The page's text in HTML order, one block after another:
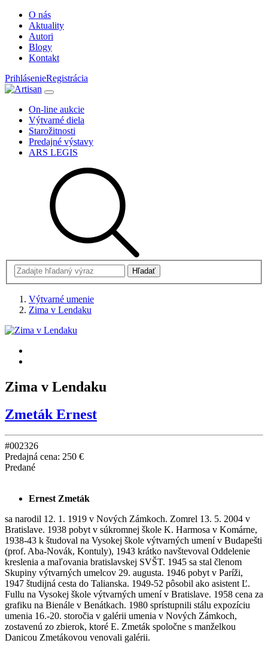
O nás
Aktuality
Autori
Blogy
Kontakt
PrihlásenieRegistrácia
On-line aukcie
Výtvarné diela
Starožitnosti
Predajné výstavy
ARS LEGIS
Výtvarné umenie
Zima v Lendaku
Zima v Lendaku
Zmeták Ernest
#002326
Predajná cena: 250 €
Predané
Ernest Zmeták
sa narodil 12. 1. 1919 v Nových Zámkoch. Zomrel 13. 5. 2004 v
Bratislave. 1938 pobyt v súkromnej škole K. Harmosa v Komárne,
1938-43 k študoval na Vysokej škole výtvarných umení v Budapešti
(prof. Aba-Novák, Kontuly), 1943 krátko navštevoval Oddelenie
kreslenia a maľovania bratislavskej SVŠT. 1945 sa stal členom
Skupiny výtvarných umelcov 29. augusta. 1946 pobyt v Paríži,
1947 študijná cesta do Talianska. 1949-52 pôsobil ako asistent Ľ.
Fullu na Vysokej škole výtvarných umení v Bratislave. 1958 cena za
grafiku na Bienále v Benátkach. 1980 sprístupnili stálu expozíciu
umenia 16.-20. storočia v galérii umenia v Nových Zámkoch,
zostavenú zo zbierok, ktoré E. Zmeták spoločne s manželkou
Danicou Zmetákovou venovali galérii.